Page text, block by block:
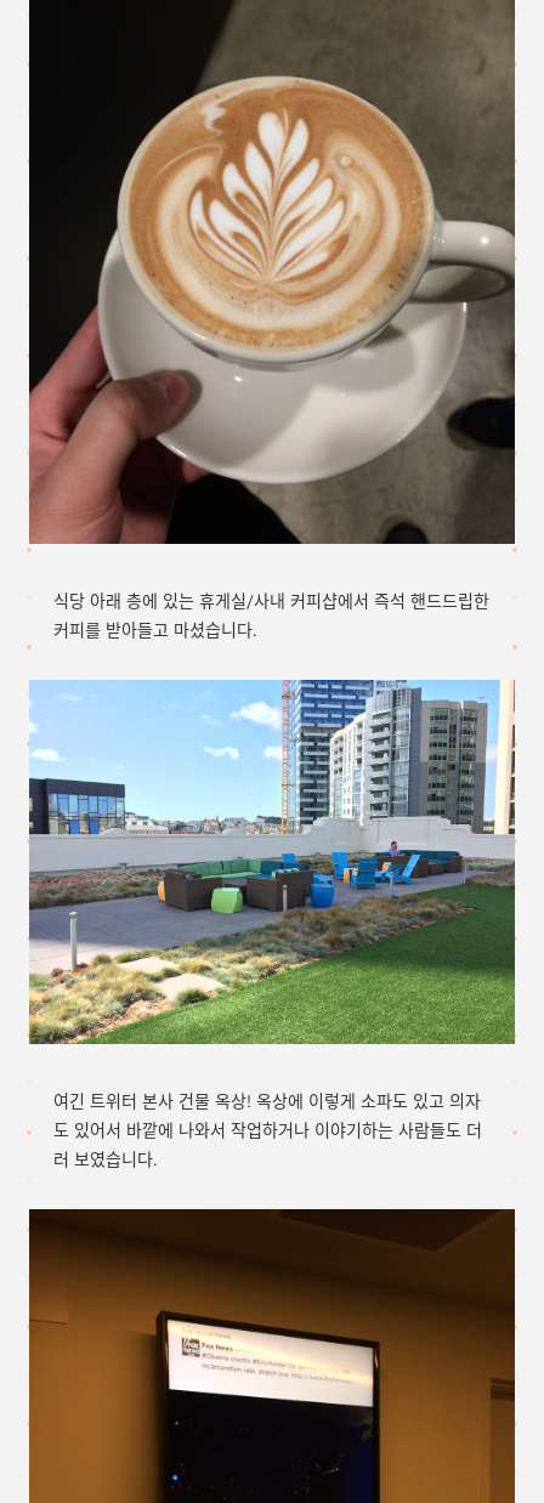
식당 아래 층에 있는 휴게실/사내 커피샵에서 즉석 핸드드립한
커피를 받아들고 마셨습니다.
여긴 트위터 본사 건물 옥상! 옥상에 이렇게 소파도 있고 의자
도 있어서 바깥에 나와서 작업하거나 이야기하는 사람들도 더
러 보였습니다.